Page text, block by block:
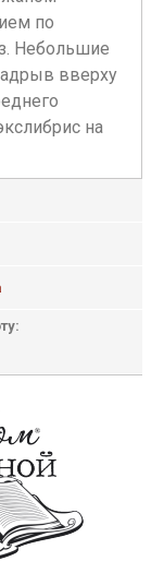
по
Небольшие
вверху
на